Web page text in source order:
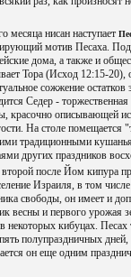
месяца нисан наступает
мотив Песаха.
дома, а также и
Тора (Исход 12:15-
сожжение
Седер -
красочно описывающей
На столе
традиционными
других праздников
после Йом кипура
Израиля, в том
свободы, он имеет и
весны и первого урожая
некоторых кибуцах.
полупраздничных
он еще одним